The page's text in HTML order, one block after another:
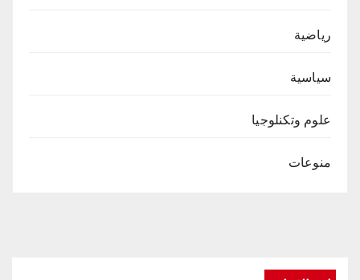
رياضية
سياسية
علوم وتكنلوجيا
منوعات